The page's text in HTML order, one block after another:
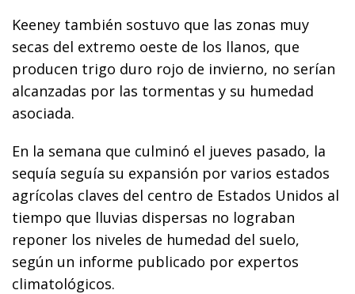
Keeney también sostuvo que las zonas muy
secas del extremo oeste de los llanos, que
producen trigo duro rojo de invierno, no serían
alcanzadas por las tormentas y su humedad
asociada.
En la semana que culminó el jueves pasado, la
sequía seguía su expansión por varios estados
agrícolas claves del centro de Estados Unidos al
tiempo que lluvias dispersas no lograban
reponer los niveles de humedad del suelo,
según un informe publicado por expertos
climatológicos.